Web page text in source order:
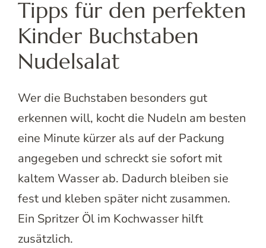
Tipps für den perfekten
Kinder Buchstaben
Nudelsalat
Wer die Buchstaben besonders gut
erkennen will, kocht die Nudeln am besten
eine Minute kürzer als auf der Packung
angegeben und schreckt sie sofort mit
kaltem Wasser ab. Dadurch bleiben sie
fest und kleben später nicht zusammen.
Ein Spritzer Öl im Kochwasser hilft
zusätzlich.